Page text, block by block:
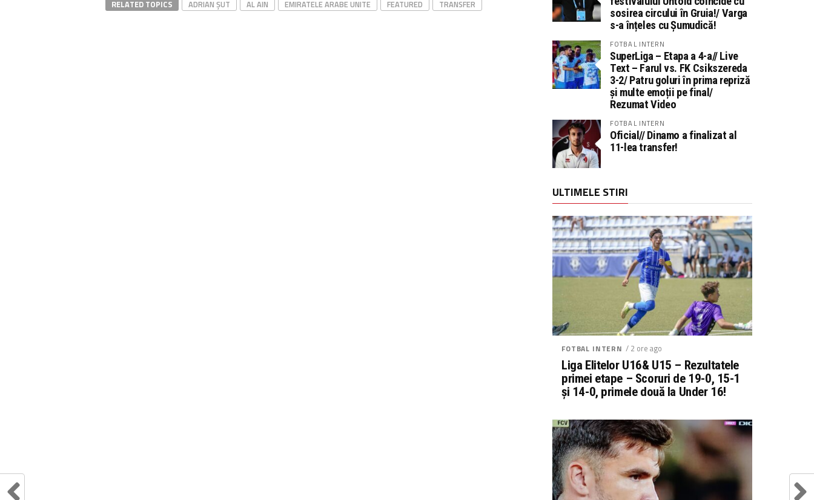
RELATED TOPICS ADRIAN ȘUT AL AIN EMIRATELE ARABE UNITE FEATURED TRANSFER
sosirea circului în Gruia!/ Varga
s-a înțeles cu Șumudică!
FOTBAL INTERN
SuperLiga – Etapa a 4-a// Live
Text – Farul vs. FK Csikszereda
3-2/ Patru goluri în prima repriză
și multe emoții pe final/
Rezumat Video
FOTBAL INTERN
Oficial// Dinamo a finalizat al
11-lea transfer!
ULTIMELE STIRI
FOTBAL INTERN / 2 ore ago
Liga Elitelor U16& U15 – Rezultatele
primei etape – Scoruri de 19-0, 15-1
și 14-0, primele două la Under 16!